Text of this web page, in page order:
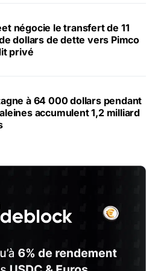
négocie le transfert de 11
dollars de dette vers Pimco
privé
à 64 000 dollars pendant
accumulent 1,2 milliard